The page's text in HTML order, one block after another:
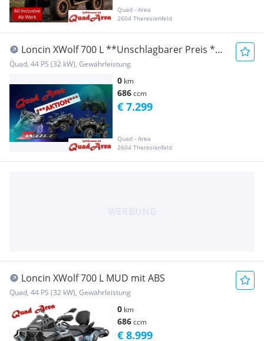
Quad - Area
2604 Theresienfeld
Loncin XWolf 700 L **Unschlagbarer Preis **
Nur bei Quad Area
Quad, 44 PS (32 kW), Gewährleistung
0 km
686ccm
Quad - Area
2604 Theresienfeld
€ 7.299
Loncin XWolf 700 L MUD mit ABS
Quad, 44 PS (32 kW), Gewährleistung
0 km
686ccm
€ 8.999